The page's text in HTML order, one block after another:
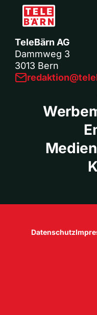
TeleBärn AG
Dammweg 3
3013 Bern
Datenschutz